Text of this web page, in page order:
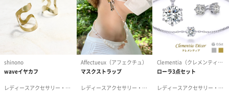
送りする際に人気のオプションです。お相手に直接手渡しする場
合は、紙袋との併用もおすすめです。